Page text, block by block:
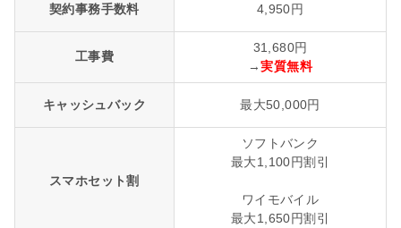
契約事務手数料 4,950円
工事費
31,680円
→実質無料
キャッシュバック 最大50,000円
スマホセット割
ソフトバンク
最大1,100円割引
ワイモバイル
最大1,650円割引